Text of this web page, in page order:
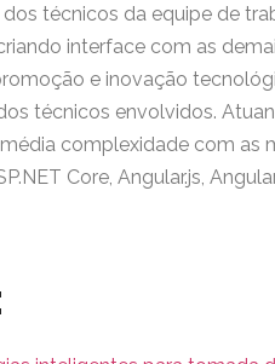
técnicos da equipe de
interface com as
e inovação
técnicos envolvidos.
complexidade com as
Core, Angular.js,